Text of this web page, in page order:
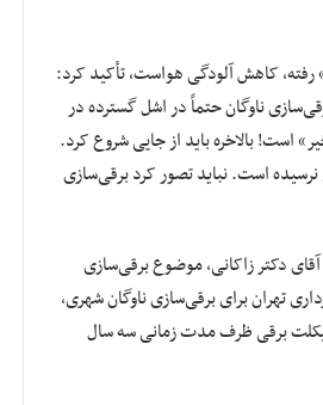
رفته، کاهش آلودگی هواست، تأکید کرد:
ناوگان حتماً در اشل گسترده در
است! بالاخره باید از جایی شروع کرد.
است. نباید تصور کرد برقی‌سازی
دکتر زاکانی، موضوع برقی‌سازی
تهران برای برقی‌سازی ناوگان شهری،
دستگاه اتوبوس برقی و ۴۰۰ هزار موتورسیکلت برقی ظرف مدت زمانی سه سال